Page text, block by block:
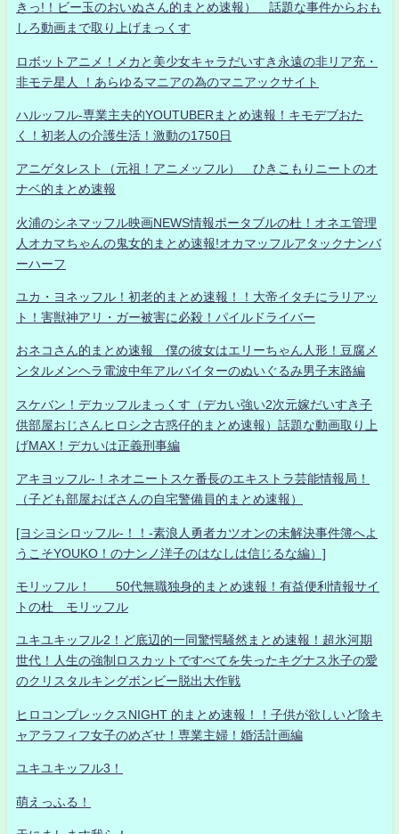
きっ!！ビー玉のおいぬさん的まとめ速報） 話題な事件からおも
しろ動画まで取り上げまっくす
ロボットアニメ！メカと美少女キャラだいすき永遠の非リア充・
非モテ星人 ！あらゆるマニアの為のマニアックサイト
ハルッフル-専業主夫的YOUTUBERまとめ速報！キモデブおた
く！初老人の介護生活！激動の1750日
アニゲタレスト（元祖！アニメッフル） ひきこもりニートのオ
ナベ的まとめ速報
火浦のシネマッフル映画NEWS情報ポータブルの杜！オネエ管理
人オカマちゃんの鬼女的まとめ速報!オカマッフルアタックナンバ
ーハーフ
ユカ・ヨネッフル！初老的まとめ速報！！大帝イタチにラリアッ
ト！害獣神アリ・ガー被害に必殺！パイルドライバー
おネコさん的まとめ速報 僕の彼女はエリーちゃん人形！豆腐メ
ンタルメンヘラ電波中年アルバイターのぬいぐるみ男子末路編
スケバン！デカッフルまっくす（デカい強い2次元嫁だいすき子
供部屋おじさんヒロシ之古惑仔的まとめ速報）話題な動画取り上
げMAX！デカいは正義刑事編
アキヨッフル-！ネオニートスケ番長のエキストラ芸能情報局！
（子ども部屋おばさんの自宅警備員的まとめ速報）
[ヨシヨシロッフル-！！-素浪人勇者カツオンの未解決事件簿へよ
うこそYOUKO！のナンノ洋子のはなしは信じるな編）]
モリッフル！ 50代無職独身的まとめ速報！有益便利情報サイ
トの杜 モリッフル
ユキユキッフル2！ど底辺的一同驚愕騒然まとめ速報！超氷河期
世代！人生の強制ロスカットですべてを失ったキグナス氷子の愛
のクリスタルキングボンビー脱出大作戦
ヒロコンプレックスNIGHT 的まとめ速報！！子供が欲しいど陰キ
ャアラフィフ女子のめざせ！専業主婦！婚活計画編
ユキユキッフル3！
萌えっふる！